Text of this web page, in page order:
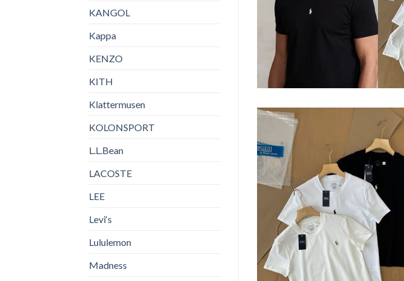
KANGOL
Kappa
KENZO
KITH
Klattermusen
KOLONSPORT
L.L.Bean
LACOSTE
LEE
Levi‘s
Lululemon
Madness